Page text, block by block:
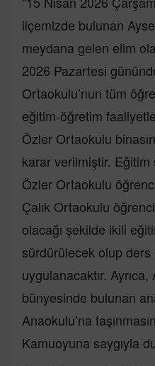
ilçemizde bulunan
meydana gelen elim
2026 Pazartesi
Ortaokulu’nun tüm
eğitim-öğretim
Özler Ortaokulu
karar verilmiştir.
Özler Ortaokulu
Çalık Ortaokulu
olacağı şekilde ikili
sürdürülecek olup
uygulanacaktır.
bünyesinde bulunan
Anaokulu’na
Kamuoyuna saygıyla